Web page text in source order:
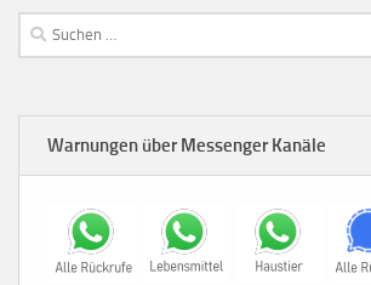
Suchen
nach:
Warnungen über Messenger Kanäle